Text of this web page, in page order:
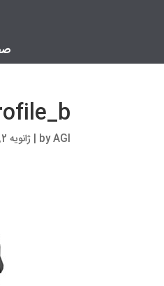
byAGI
|ژانویه 2, 2018